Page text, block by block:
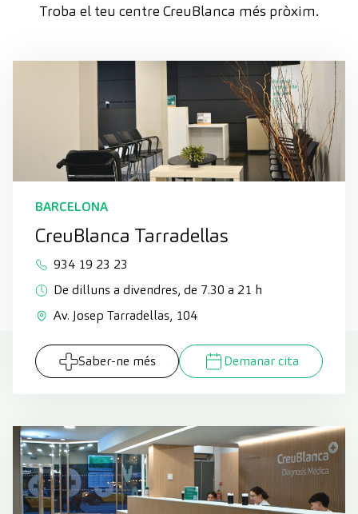
Troba el teu centre CreuBlanca més pròxim.
BARCELONA
CreuBlanca Tarradellas
934 19 23 23
De dilluns a divendres, de 7.30 a 21 h
Av. Josep Tarradellas, 104
Saber-ne més Demanar cita